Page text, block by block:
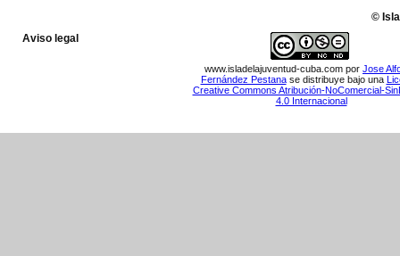
©
Aviso legal
www.isladelajuventud-cuba.com por Jose
Fernández Pestanase distribuye bajo una
Creative Commons Atribución-NoComercial-
4.0 Internacional